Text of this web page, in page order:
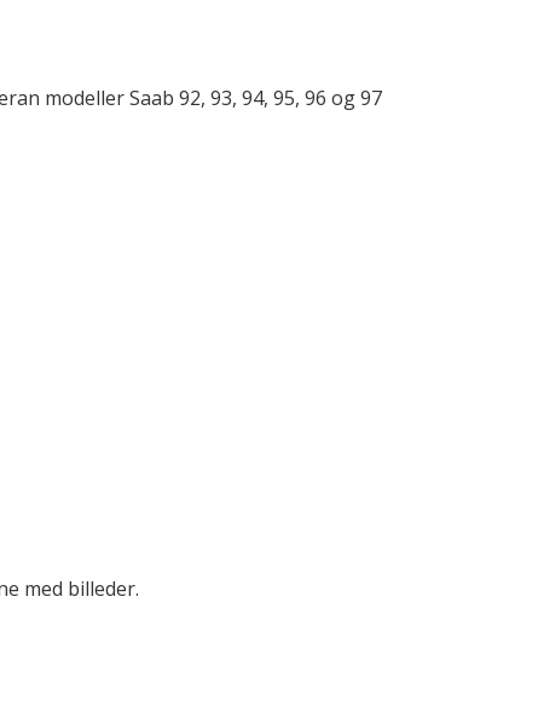
modeller Saab 92, 93, 94, 95, 96 og 97
med billeder.